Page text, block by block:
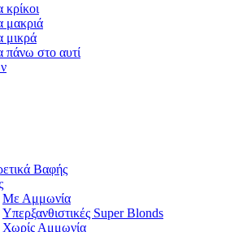
κρίκοι
μακριά
μικρά
πάνω στο αυτί
Βαφής
Με Αμμωνία
Υπερξανθιστικές Super Blonds
Χωρίς Αμμωνία